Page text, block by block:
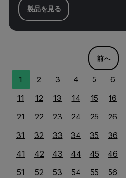
製品を見る
前へ
1 2 3 4 5 6
11
12 13 14 15 16
21
22 23 24 25 26
31
32 33 34 35 36
41
42 43 44 45 46
51
52 53 54 55 56